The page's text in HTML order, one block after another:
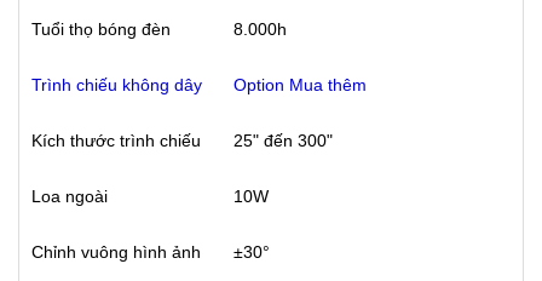
Tuổi thọ bóng đèn 8.000h
Trình chiếu không dây Option Mua thêm
Kích thước trình chiếu 25" đến 300"
Loa ngoài 10W
Chỉnh vuông hình ảnh ±30°